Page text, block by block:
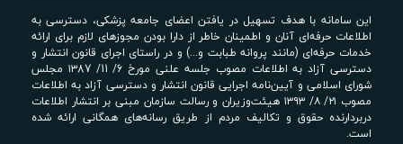
این سامانه با هدف تسهیل در یافتن اعضای جامعه پزشکی، دسترسی به
اطلاعات حرفه‌ای آنان و اطمینان خاطر از دارا بودن مجوزهای لازم برای ارائه
خدمات حرفه‌ای (مانند پروانه طبابت و...) و در راستای اجرای قانون انتشار و
دسترسی آزاد به اطلاعات مصوب جلسه علنی مورخ 6/ 11/ ۱۳87 مجلس
شورای اسلامی و آیین‌نامه اجرایی قانون انتشار و دسترسی آزاد به اطلاعات
مصوب ۲۱/ ۸/ ۱۳۹۳ هیئت‌وزیران و رسالت سازمان مبنی بر انتشار اطلاعات
دربردارنده حقوق و تکالیف مردم از طریق رسانه‌های همگانی ارائه شده
است.